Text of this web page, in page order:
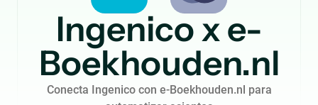
Ingenico x e-
Boekhouden.nl
Conecta Ingenico con e-Boekhouden.nl para